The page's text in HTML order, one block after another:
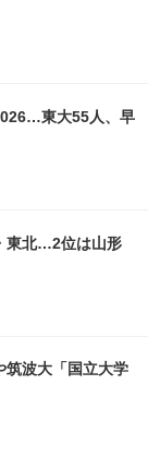
東大55人、早
東北…2位は山形
筑波大「国立大学